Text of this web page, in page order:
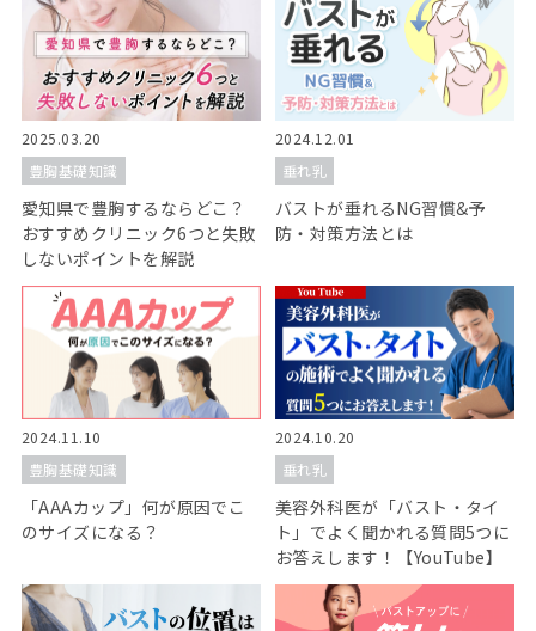
2025.03.20
豊胸基礎知識
愛知県で豊胸するならどこ？
おすすめクリニック6つと失敗
しないポイントを解説
2024.12.01
垂れ乳
バストが垂れるNG習慣&予
防・対策方法とは
2024.11.10
豊胸基礎知識
「AAAカップ」何が原因でこ
のサイズになる？
2024.10.20
垂れ乳
美容外科医が「バスト・タイ
ト」でよく聞かれる質問5つに
お答えします！【YouTube】